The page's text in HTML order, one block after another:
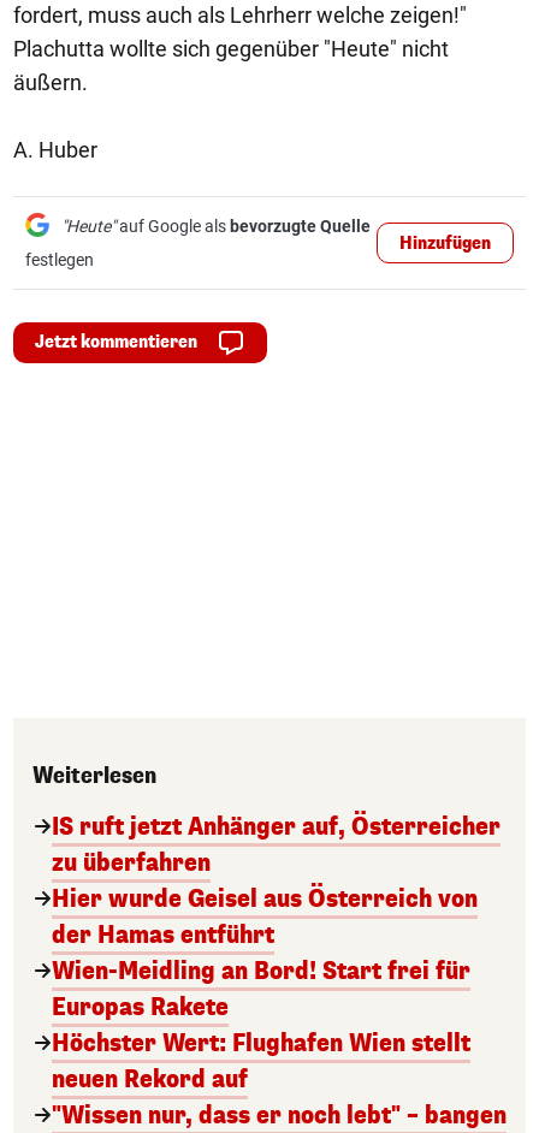
fordert, muss auch als Lehrherr welche zeigen!"
Plachutta wollte sich gegenüber "Heute" nicht
äußern.
A. Huber
"Heute"auf Google als bevorzugte Quelle
festlegen
Hinzufügen
Jetzt kommentieren
Weiterlesen
IS ruft jetzt Anhänger auf, Österreicher
zu überfahren
Hier wurde Geisel aus Österreich von
der Hamas entführt
Wien-Meidling an Bord! Start frei für
Europas Rakete
Höchster Wert: Flughafen Wien stellt
neuen Rekord auf
"Wissen nur, dass er noch lebt" – bangen